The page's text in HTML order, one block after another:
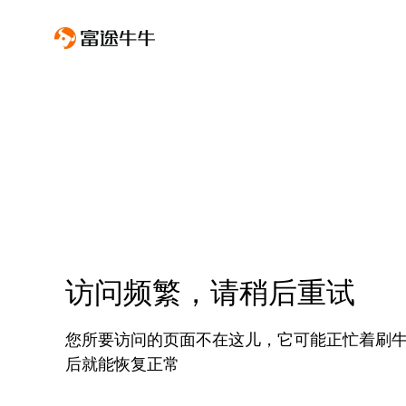
访问频繁，请稍后重试
您所要访问的页面不在这儿，它可能正忙着刷
后就能恢复正常